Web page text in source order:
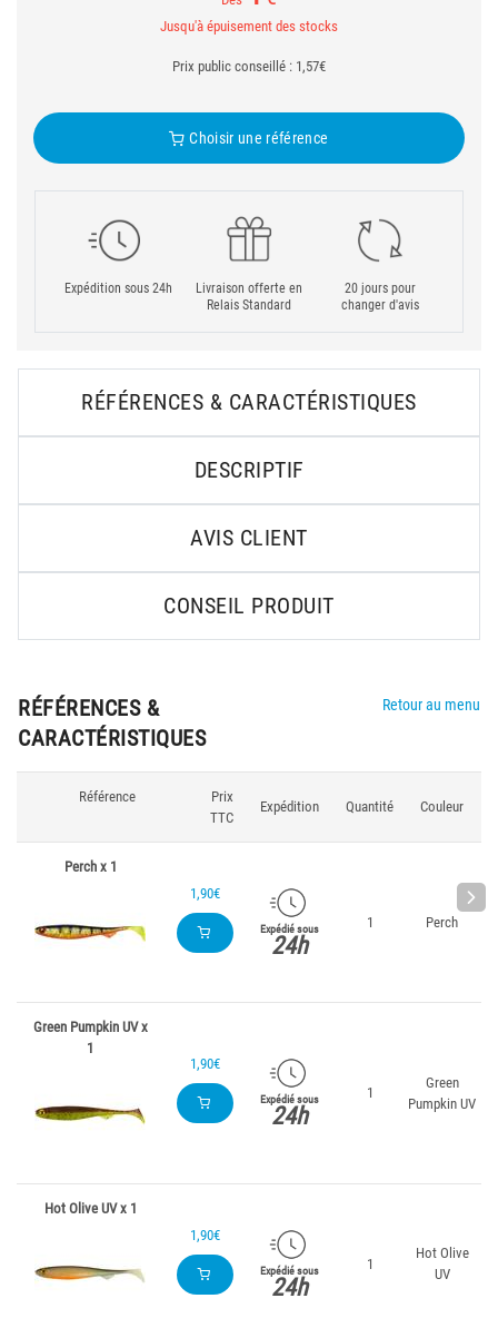
Jusqu'à épuisement des stocks
Prix public conseillé : 1,57€
Choisir une référence
Expédition sous 24h
Livraison offerte en
Relais Standard
20 jours pour
changer d'avis
RÉFÉRENCES & CARACTÉRISTIQUES
DESCRIPTIF
AVIS CLIENT
CONSEIL PRODUIT
RÉFÉRENCES &
CARACTÉRISTIQUES
Retour au menu
Référence
Prix
TTC
Expédition Quantité Couleur
Perch x 1
1,90€
Expédié sous
24h
1 Perch
Green Pumpkin UV x
1
1,90€
Expédié sous
24h
1
Green
Pumpkin UV
Hot Olive UV x 1
1,90€
Expédié sous
24h
1
Hot Olive
UV